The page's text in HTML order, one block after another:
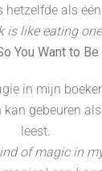
hetzelfde als
is like eating
You Want to
in mijn
gebeuren
leest.
of magic in